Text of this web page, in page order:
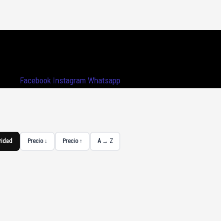
Facebook Instagram Whatsapp
Precio ↓ Precio ↑ A → Z